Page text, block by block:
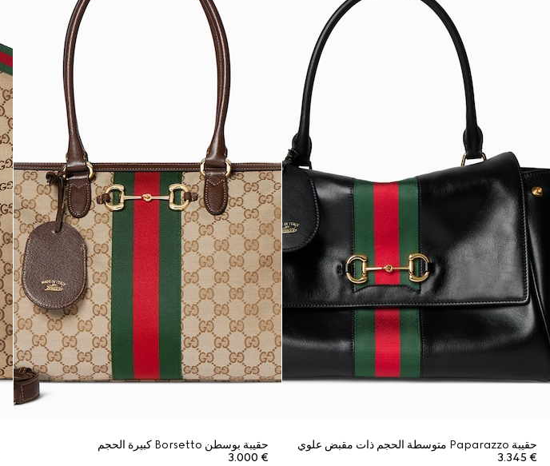
حقيبة Paparazzo متوسطة الحجم ذات مقبض علوي
€ 3.345
حقيبة بوسطن Borsetto كبيرة الحجم
€ 3.000